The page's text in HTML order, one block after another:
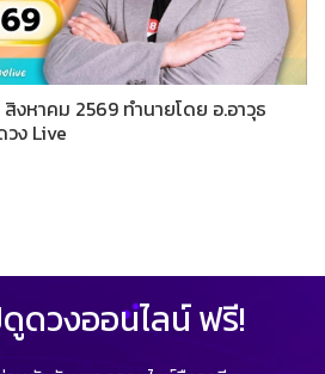
หาคม 2569 ทำนายโดย อ.อาวุธ
ง Live
ดวงออนไลน์ ฟรี!